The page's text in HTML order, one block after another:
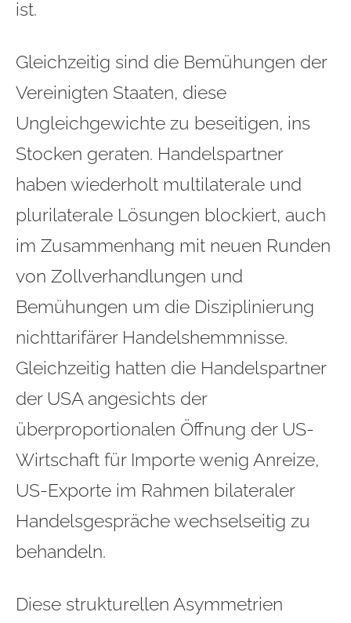
ist.
Gleichzeitig sind die Bemühungen der
Vereinigten Staaten, diese
Ungleichgewichte zu beseitigen, ins
Stocken geraten. Handelspartner
haben wiederholt multilaterale und
plurilaterale Lösungen blockiert, auch
im Zusammenhang mit neuen Runden
von Zollverhandlungen und
Bemühungen um die Disziplinierung
nichttarifärer Handelshemmnisse.
Gleichzeitig hatten die Handelspartner
der USA angesichts der
überproportionalen Öffnung der US-
Wirtschaft für Importe wenig Anreize,
US-Exporte im Rahmen bilateraler
Handelsgespräche wechselseitig zu
behandeln.
Diese strukturellen Asymmetrien